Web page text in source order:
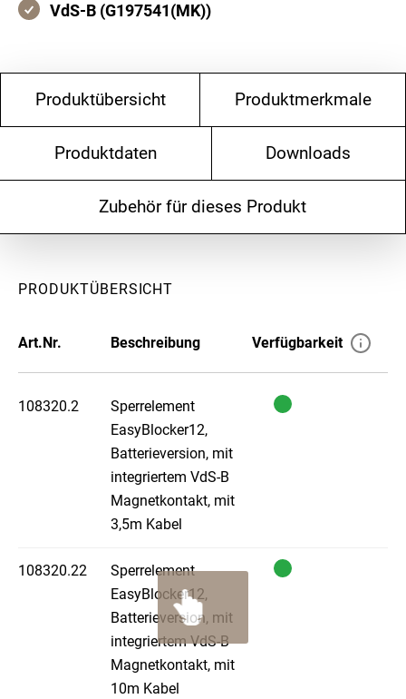
VdS-B (G197541(MK))
Produktübersicht Produktmerkmale
Produktdaten Downloads
Zubehör für dieses Produkt
PRODUKTÜBERSICHT
Art.Nr. Beschreibung Verfügbarkeit
108320.2
Sperrelement
EasyBlocker12,
Batterieversion, mit
integriertem VdS-B
Magnetkontakt, mit
3,5m Kabel
108320.22
Sperrelement
EasyBlocker12,
Batterieversion, mit
integriertem VdS-B
Magnetkontakt, mit
10m Kabel